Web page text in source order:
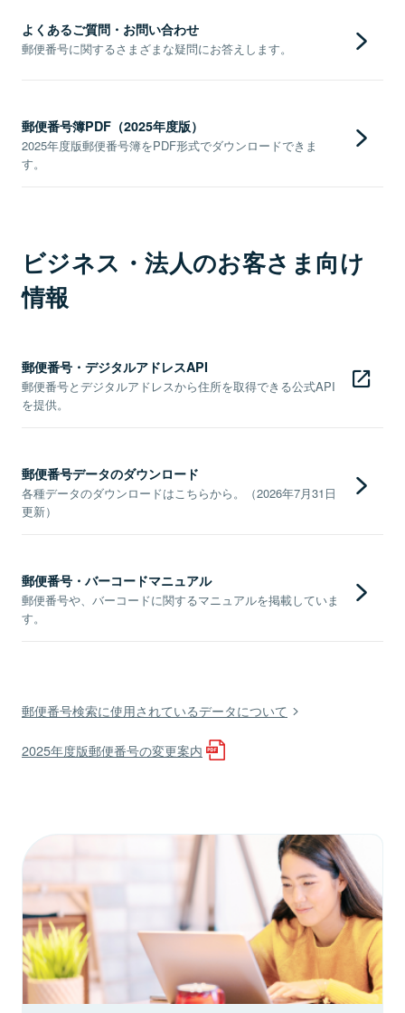
よくあるご質問・お問い合わせ
郵便番号に関するさまざまな疑問にお答えします。
郵便番号簿PDF（2025年度版）
2025年度版郵便番号簿をPDF形式でダウンロードできま
す。
ビジネス・法人のお客さま向け
情報
郵便番号・デジタルアドレスAPI
郵便番号とデジタルアドレスから住所を取得できる公式API
を提供。
郵便番号データのダウンロード
各種データのダウンロードはこちらから。（2026年7月31日
更新）
郵便番号・バーコードマニュアル
郵便番号や、バーコードに関するマニュアルを掲載していま
す。
郵便番号検索に使用されているデータについて
2025年度版郵便番号の変更案内